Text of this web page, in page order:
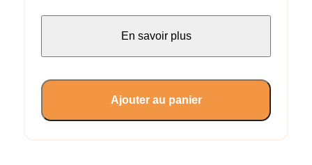
En savoir plus
Ajouter au panier